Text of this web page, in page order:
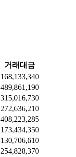
거래대금
168,133,340
489,861,190
315,016,730
272,636,210
408,223,285
173,434,350
130,706,610
254,828,370